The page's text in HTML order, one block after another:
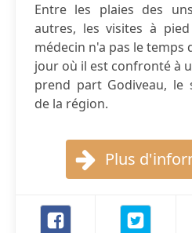
Entre les plaies des
autres, les visites à
médecin n'a pas le temps
jour où il est confronté à
prend part Godiveau, le
de la région.
Plus